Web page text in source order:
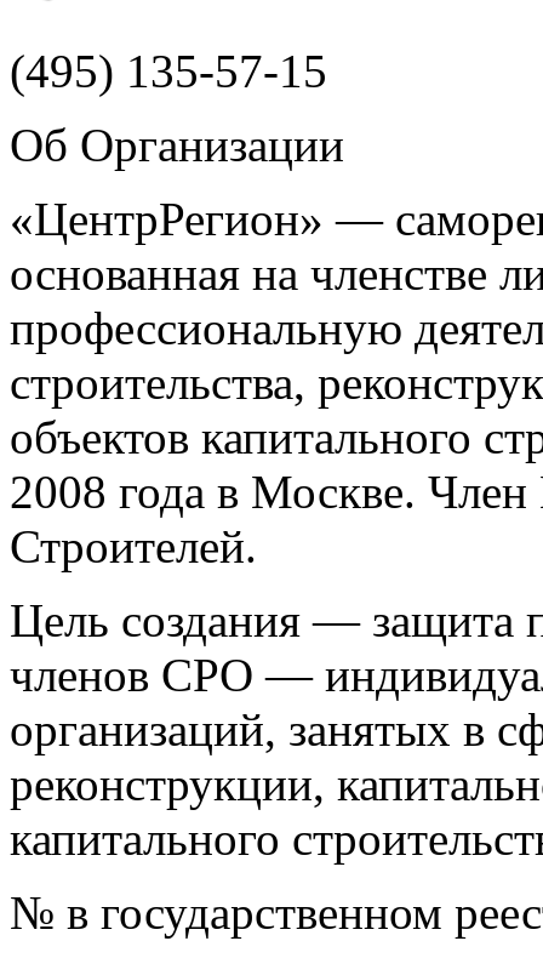
(495) 135-57-15
Об Организации
«ЦентрРегион» —
основанная на членстве
профессиональную
строительства,
объектов капитального
2008 года в Москве.
Строителей.
Цель создания — защита
членов СРО —
организаций, занятых в
реконструкции,
капитального
№ в государственном